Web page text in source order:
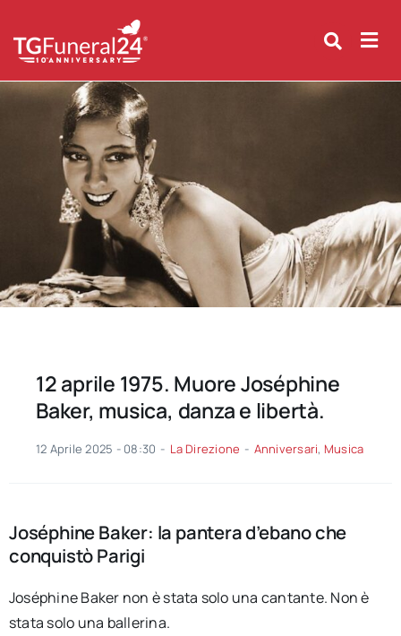
content
12 aprile 1975. Muore Joséphine
Baker, musica, danza e libertà.
12 Aprile 2025 - 08:30 - La Direzione - Anniversari, Musica
Joséphine Baker: la pantera d’ebano che
conquistò Parigi
Joséphine Baker non è stata solo una cantante. Non è
stata solo una ballerina.